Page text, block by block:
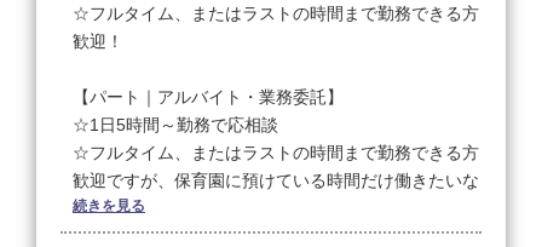
☆歩合、役職手当、店販手当、指名手当
☆交通費は月15,000円まで支給
★レギュラーで入客できるようになれば、新規やフリ
ーのお客様をお任せします！
お給料やお休みの希望などの詳細は面談時に！
＜試用期間あり＞ 〜 3ヶ月 / 月給 22万円 〜 24万円
☆フルタイム、またはラストの時間まで勤務できる方
歓迎！
【パート｜アルバイト・業務委託】
☆1日5時間～勤務で応相談
☆フルタイム、またはラストの時間まで勤務できる方
歓迎ですが、保育園に預けている時間だけ働きたいな
ど、希望があれば個別に対応するので希望を面接時に
ご相談ください！
続きを見る